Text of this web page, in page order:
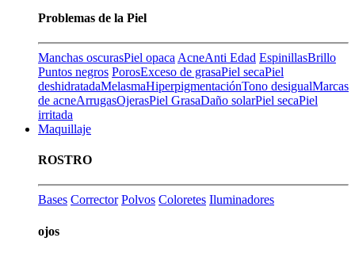
Problemas de la Piel
Manchas oscurasPiel opaca AcneAnti Edad EspinillasBrillo
Puntos negros PorosExceso de grasaPiel secaPiel
deshidratadaMelasmaHiperpigmentaciónTono desigualMarcas
de acneArrugasOjerasPiel GrasaDaño solarPiel secaPiel
irritada
Maquillaje
ROSTRO
Bases Corrector Polvos Coloretes Iluminadores
ojos